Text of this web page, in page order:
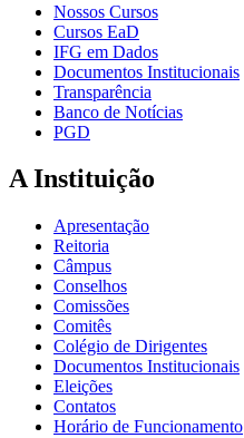
Nossos Cursos
Cursos EaD
IFG em Dados
Documentos Institucionais
Transparência
Banco de Notícias
PGD
A Instituição
Apresentação
Reitoria
Câmpus
Conselhos
Comissões
Comitês
Colégio de Dirigentes
Documentos Institucionais
Eleições
Contatos
Horário de Funcionamento